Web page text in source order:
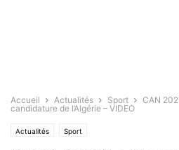
Accueil Actualités Sport
CAN
candidature de l’Algérie – VIDEO
Actualités Sport